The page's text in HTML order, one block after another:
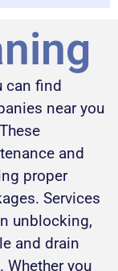
can find
near you
and
proper
Services
unblocking,
and drain
Whether you